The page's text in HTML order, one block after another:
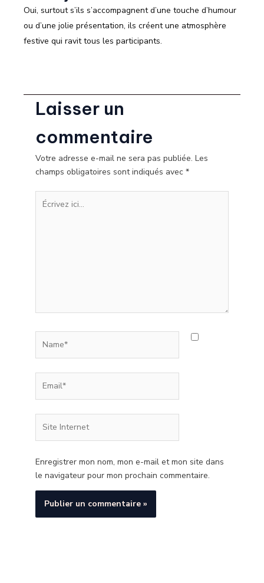
Oui, surtout s’ils s’accompagnent d’une touche d’humour
ou d’une jolie présentation, ils créent une atmosphère
festive qui ravit tous les participants.
Laisser un
commentaire
Votre adresse e-mail ne sera pas publiée. Les
champs obligatoires sont indiqués avec *
Écrivez
ici…
Internet
Enregistrer mon nom, mon e-mail et mon site dans
le navigateur pour mon prochain commentaire.